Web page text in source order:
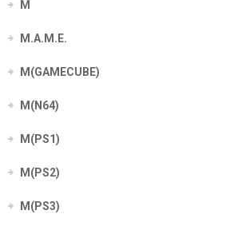
M
M.A.M.E.
M(GAMECUBE)
M(N64)
M(PS1)
M(PS2)
M(PS3)